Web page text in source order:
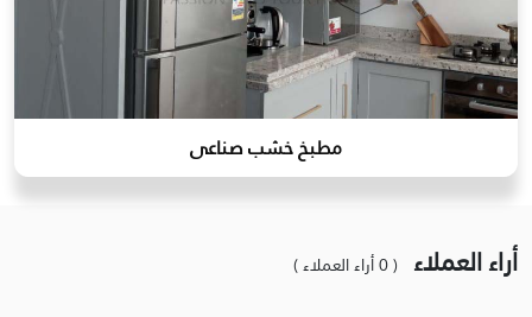
مطبخ خشب صناعى
أراء العملاء ( 0 أراء العملاء )